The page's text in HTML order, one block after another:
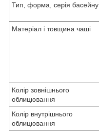
Тип, форма, серія басейну
Матеріал і товщина чаші
Колір зовнішнього
облицювання
Колір внутрішнього
облицювання